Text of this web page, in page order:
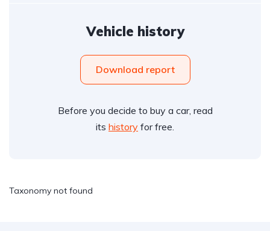
Vehicle history
Download report
Before you decide to buy a car, read
its history for free.
Taxonomy not found